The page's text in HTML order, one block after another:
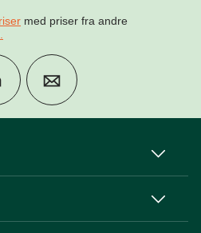
med priser fra andre
.